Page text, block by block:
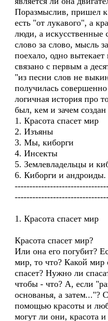
Поразмыслив, пришел к
есть "от лукавого", а
люди, а искусственные
слово за слово, мысль
поехало, одно вытекает
связано с первым а
"из песни слов не
получилась
логичная история про
был, кем и зачем
1. Красота спасет мир
2. Изъяны
3. Мы, киборги
4. Инсекты
5. Землевладельцы и
6. Киборги и андроиды.
1. Красота спасет мир
Красота спасет мир?
Или она его погубит?
мир, то что? Какой мир
спасет? Нужно ли
чтобы - что? А, если
основанья, а затем..."?
помощью красоты и
могут ли они, красота